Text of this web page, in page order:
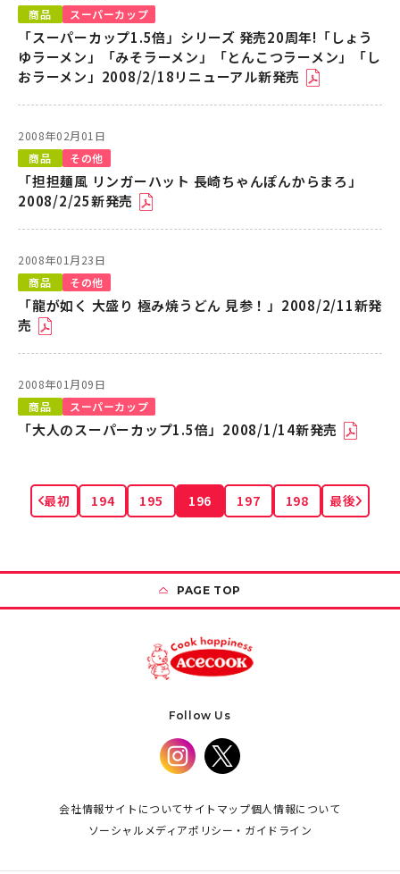
商品
スーパーカップ
「スーパーカップ1.5倍」シリーズ 発売20周年!「しょう
ゆラーメン」「みそラーメン」「とんこつラーメン」「し
おラーメン」2008/2/18リニューアル新発売
2008年02月01日
商品
その他
「担担麺風 リンガーハット 長崎ちゃんぽんからまろ」
2008/2/25新発売
2008年01月23日
商品
その他
「龍が如く 大盛り 極み焼うどん 見参！」2008/2/11新発
売
2008年01月09日
商品
スーパーカップ
「大人のスーパーカップ1.5倍」2008/1/14新発売
最初 194 195 196 197 198 最後
PAGE TOP
Follow Us
会社情報サイトについてサイトマップ個人情報について
ソーシャルメディアポリシー・ガイドライン